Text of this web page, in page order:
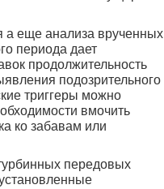
а еще анализа врученных
периода дает
продолжительность
подозрительного
триггеры можно
вмочить
ко забавам или
передовых